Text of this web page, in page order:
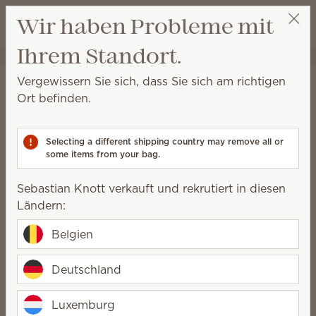
Wunschliste
Warenkorb
Sebastian Knott Party auswählen
Ausgewählte Sets von Scentsy
Sets
Produkte aus dem saisonalen Katalog zu einem
reduzierten Preis zu erhalten!
6 Ergebnisse
Filter Relevanz
Neu
Kollektion Hotel
57,00 €51,30 €
Quantity
Neu
57,00 €51,30 €
Wir haben Probleme mit
Ihrem Standort.
Vergewissern Sie sich, dass Sie sich am richtigen
Ort befinden.
Selecting a different shipping country may remove all or
some items from your bag.
Sebastian Knott verkauft und rekrutiert in diesen
Ländern:
Belgien
Deutschland
Luxemburg